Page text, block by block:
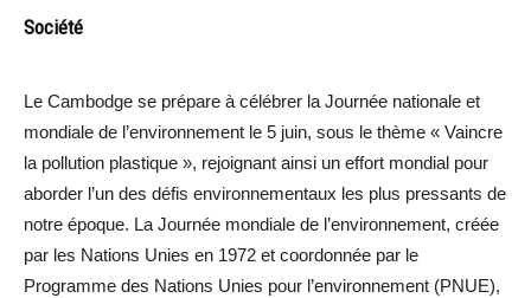
Société
Le Cambodge se prépare à célébrer la Journée nationale et
mondiale de l’environnement le 5 juin, sous le thème « Vaincre
la pollution plastique », rejoignant ainsi un effort mondial pour
aborder l’un des défis environnementaux les plus pressants de
notre époque. La Journée mondiale de l’environnement, créée
par les Nations Unies en 1972 et coordonnée par le
Programme des Nations Unies pour l’environnement (PNUE),